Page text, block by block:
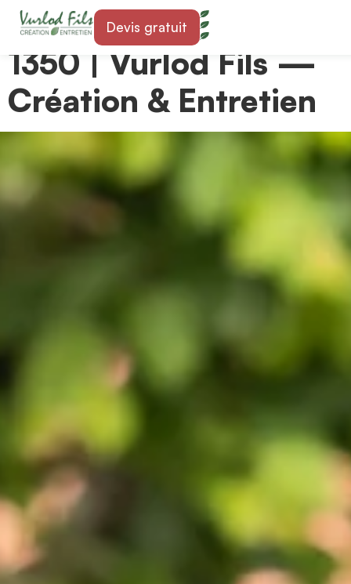
Devis gratuit
Paysagiste à Orbe
1350 | Vurlod Fils —
Création & Entretien